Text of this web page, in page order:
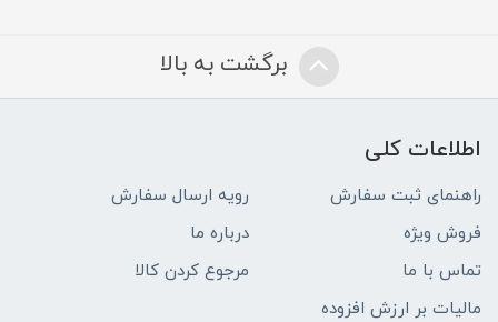
برگشت به بالا
اطلاعات کلی
راهنمای ثبت سفارش
رویه ارسال سفارش
فروش ویژه
درباره ما
تماس با ما
مرجوع کردن کالا
مالیات بر ارزش افزوده